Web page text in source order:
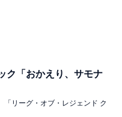
ク「おかえり、サモナ
「リーグ・オブ・レジェンド ク